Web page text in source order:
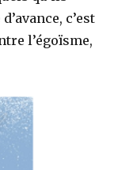
c’est
l’égoïsme,